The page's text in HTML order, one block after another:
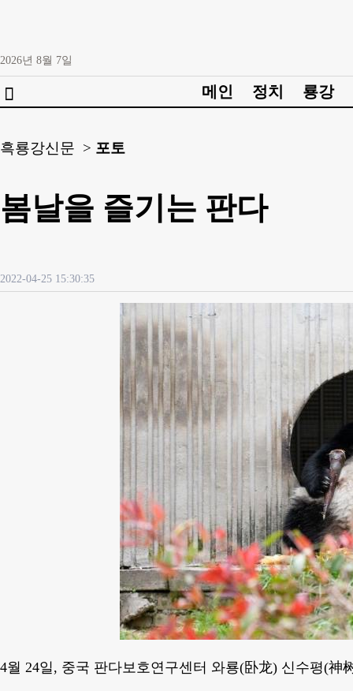
2026년 8월 7일
 메인 정치 룡강
흑룡강신문 > 포토
봄날을 즐기는 판다
2022-04-25 15:30:35
4월 24일, 중국 판다보호연구센터 와룡(卧龙) 신수평(神